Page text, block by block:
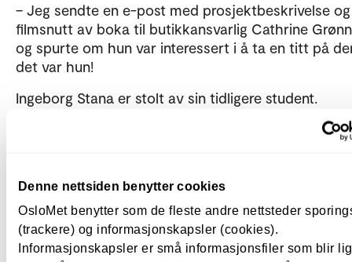
Denne nettsiden benytter cookies
OsloMet benytter som de fleste andre nettsteder
(trackere) og informasjonskapsler (cookies).
Informasjonskapsler er små informasjonsfiler som blir
– Jeg sendte en e-post med prosjektbeskrivelse
filmsnutt av boka til butikkansvarlig Cathrine
og spurte om hun var interessert i å ta en titt på
det var hun!
Ingeborg Stana er stolt av sin tidligere student.
– Frida utmerket seg som en meget god tegner i
hennes møte med Harald Sohlbergs kunst.
– Hun er en kreativ og engasjerende formidler og
aldri i tvil om at prosjektet kunne selges inn til et
forlag, sier Stana.